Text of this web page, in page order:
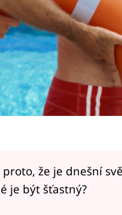
že je dnešní
je být šťastný?